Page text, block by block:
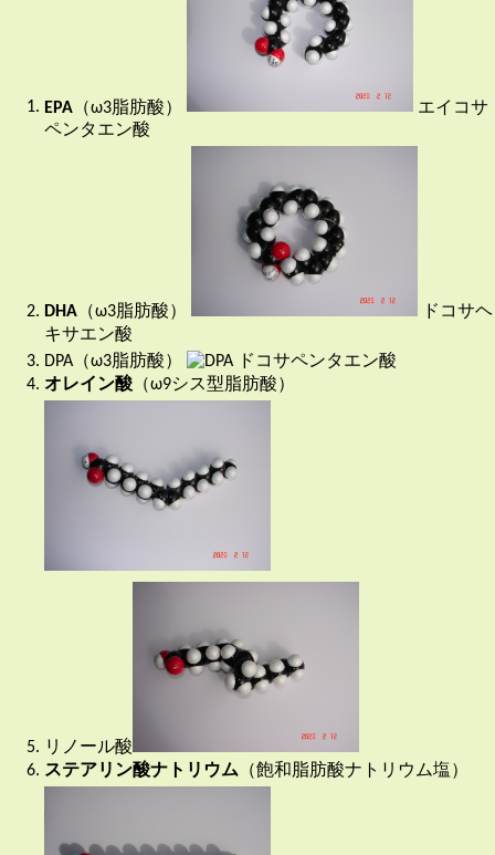
EPA （ω3脂肪酸）
エイコサ
ペンタエン酸
DHA （ω3脂肪酸）
ドコサヘ
キサエン酸
DPA（ω3脂肪酸）
ドコサペンタエン酸
オレイン酸 （ω9シス型脂肪酸）
リノール酸
ステアリン酸ナトリウム （飽和脂肪酸ナトリウム塩）